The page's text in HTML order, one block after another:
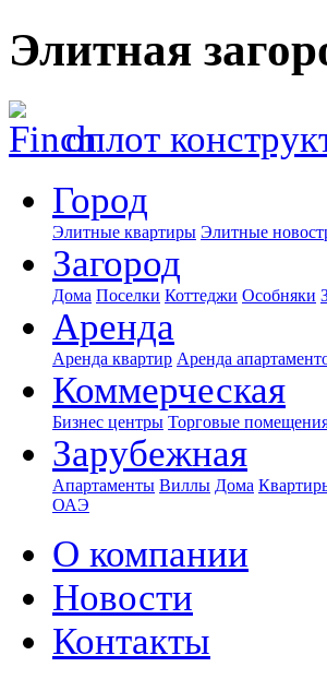
Элитная
оплот
Город
Элитные квартиры Элитные
Загород
Дома Поселки Коттеджи Особняки
Аренда
Аренда квартир Аренда
Коммерческая
Бизнес центры Торговые
Зарубежная
Апартаменты Виллы Дома
ОАЭ
О компании
Новости
Контакты